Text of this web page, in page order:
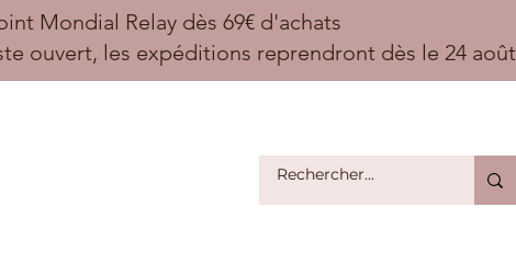
Mondial Relay dès 69€ d'achats
ouvert, les expéditions reprendront dès le 24 août